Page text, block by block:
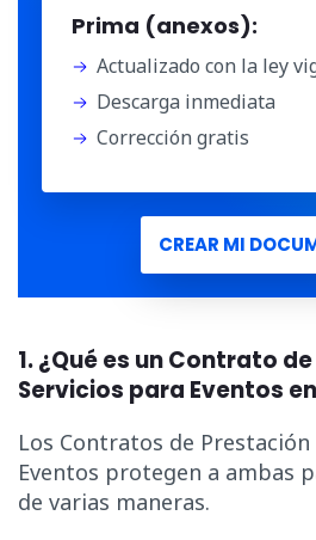
Prima (anexos):
Actualizado con la ley
Descarga inmediata
Corrección gratis
CREAR MI
1. ¿Qué es un Contrato
Servicios para Eventos
Los Contratos de
Eventos protegen a ambas
de varias maneras.